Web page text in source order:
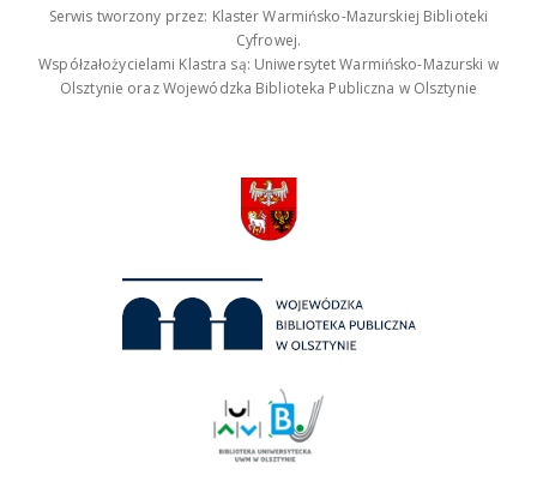
Serwis tworzony przez: Klaster Warmińsko-Mazurskiej Biblioteki
Cyfrowej.
Współzałożycielami Klastra są: Uniwersytet Warmińsko-Mazurski w
Olsztynie oraz Wojewódzka Biblioteka Publiczna w Olsztynie